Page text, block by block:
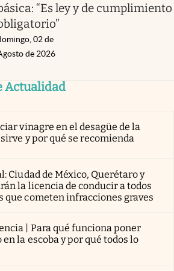
“Es ley y de cumplimiento
02 de
de 2026
Actualidad
vinagre en el desagüe de la
y por qué se recomienda
Ciudad de México, Querétaro y
la licencia de conducir a todos
que cometen infracciones graves
| Para qué funciona poner
la escoba y por qué todos lo